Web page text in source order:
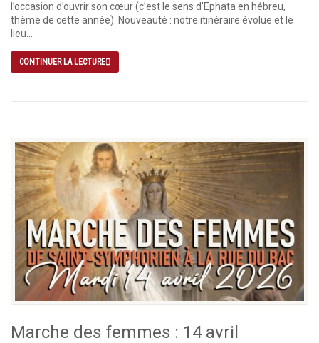
l’occasion d’ouvrir son cœur (c’est le sens d’Ephata en hébreu,
thème de cette année). Nouveauté : notre itinéraire évolue et le
lieu...
CONTINUER LA LECTURE
Marche des femmes : 14 avril